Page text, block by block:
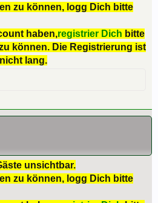
zu können, logg Dich bitte
haben,registrier Dich bitte
können. Die Registrierung ist
lang.
unsichtbar.
zu können, logg Dich bitte